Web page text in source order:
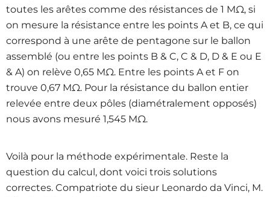
toutes les arêtes comme des résistances de 1 MΩ, si
on mesure la résistance entre les points A et B, ce qui
correspond à une arête de pentagone sur le ballon
assemblé (ou entre les points B & C, C & D, D & E ou E
& A) on relève 0,65 MΩ. Entre les points A et F on
trouve 0,67 MΩ. Pour la résistance du ballon entier
relevée entre deux pôles (diamétralement opposés)
nous avons mesuré 1,545 MΩ.
Voilà pour la méthode expérimentale. Reste la
question du calcul, dont voici trois solutions
correctes. Compatriote du sieur Leonardo da Vinci, M.